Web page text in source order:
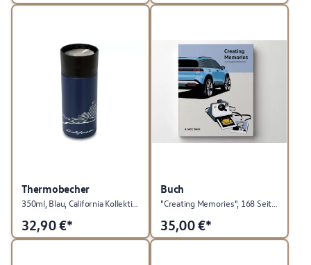
Thermobecher
350ml, Blau, California Kollektion
32,90€*
Buch
35,00€*